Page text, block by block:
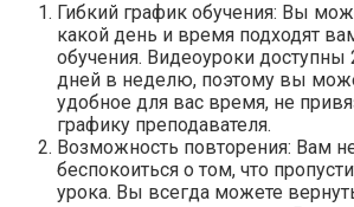
Гибкий график обучения: Вы
какой день и время подходят
обучения. Видеоуроки доступны
дней в неделю, поэтому вы
удобное для вас время, не
графику преподавателя.
Возможность повторения: Вам
беспокоиться о том, что
урока. Вы всегда можете